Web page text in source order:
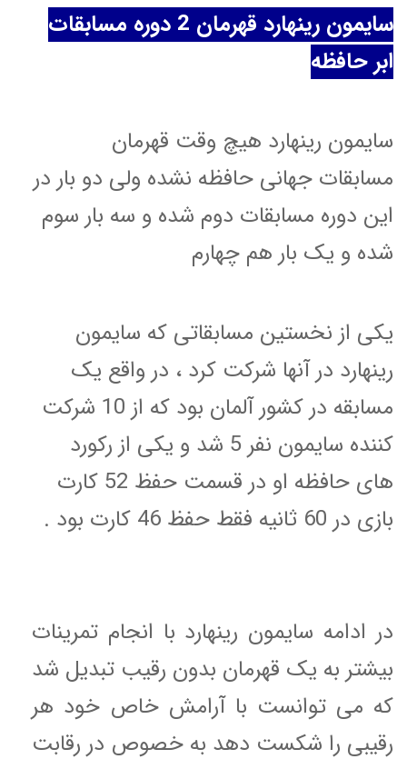
سایمون رینهارد قهرمان 2 دوره مسابقات
ابر حافظه
سایمون رینهارد هیچ وقت قهرمان
مسابقات جهانی حافظه نشده ولی دو بار در
این دوره مسابقات دوم شده و سه بار سوم
شده و یک بار هم چهارم
یکی از نخستین مسابقاتی که سایمون
رینهارد در آنها شرکت کرد ، در واقع یک
مسابقه در کشور آلمان بود که از 10 شرکت
کننده سایمون نفر 5 شد و یکی از رکورد
های حافظه او در قسمت حفظ 52 کارت
بازی در 60 ثانیه فقط حفظ 46 کارت بود .
در ادامه سایمون رینهارد با انجام تمرینات
بیشتر به یک قهرمان بدون رقیب تبدیل شد
که می توانست با آرامش خاص خود هر
رقیبی را شکست دهد به خصوص در رقابت